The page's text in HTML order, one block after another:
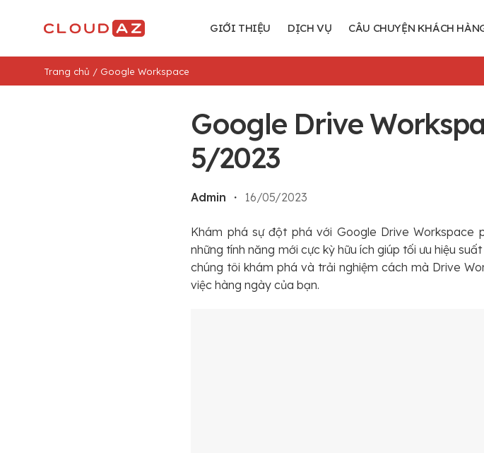
GIỚI THIỆU DỊCH VỤ CÂU CHUYỆN KHÁCH
Trang chủ / Google Workspace
Google Drive
5/2023
Admin ・ 16/05/2023
Khám phá sự đột phá với Google Drive Workspace
những tính năng mới cực kỳ hữu ích giúp tối ưu hiệu
chúng tôi khám phá và trải nghiệm cách mà Drive
việc hàng ngày của bạn.